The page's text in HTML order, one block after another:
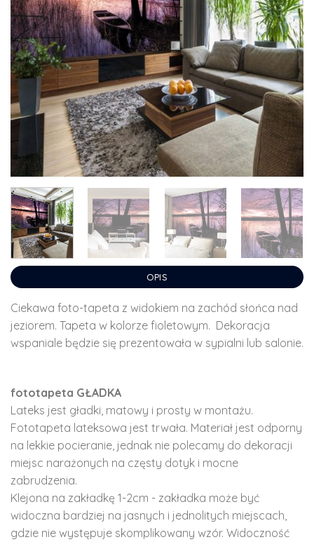
OPIS
Ciekawa foto-tapeta z widokiem na zachód słońca nad
jeziorem. Tapeta w kolorze fioletowym. Dekoracja
wspaniale będzie się prezentowała w sypialni lub salonie.
fototapeta GŁADKA
Lateks jest gładki, matowy i prosty w montażu.
Fototapeta lateksowa jest trwała. Materiał jest odporny
na lekkie pocieranie, jednak nie polecamy do dekoracji
miejsc narażonych na częsty dotyk i mocne
zabrudzenia.
Klejona na zakładkę 1-2cm - zakładka może być
widoczna bardziej na jasnych i jednolitych miejscach,
gdzie nie występuje skomplikowany wzór. Widoczność